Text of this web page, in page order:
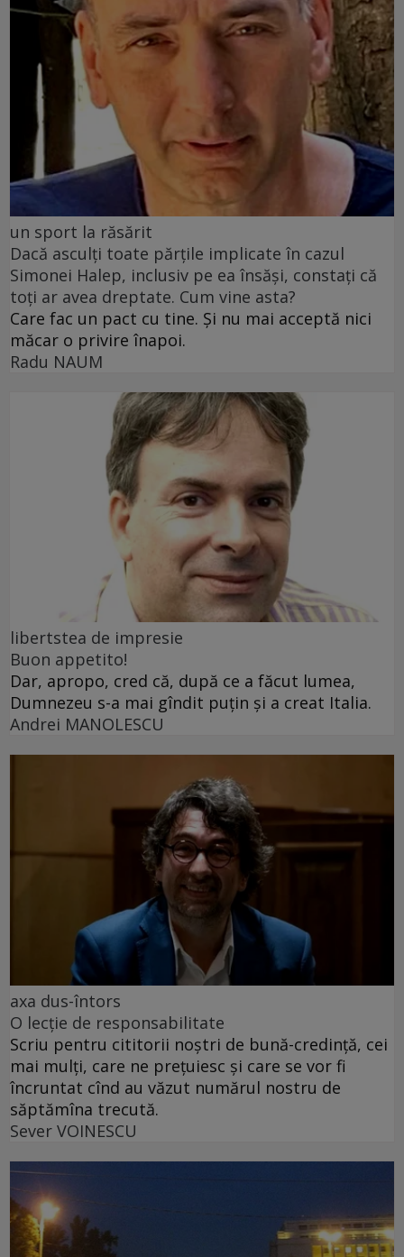
un sport la răsărit
Dacă asculți toate părțile implicate în cazul
Simonei Halep, inclusiv pe ea însăși, constați că
toți ar avea dreptate. Cum vine asta?
Care fac un pact cu tine. Și nu mai acceptă nici
măcar o privire înapoi.
Radu NAUM
libertstea de impresie
Buon appetito!
Dar, apropo, cred că, după ce a făcut lumea,
Dumnezeu s-a mai gîndit puțin și a creat Italia.
Andrei MANOLESCU
axa dus-întors
O lecție de responsabilitate
Scriu pentru cititorii noștri de bună-credință, cei
mai mulți, care ne prețuiesc și care se vor fi
încruntat cînd au văzut numărul nostru de
săptămîna trecută.
Sever VOINESCU